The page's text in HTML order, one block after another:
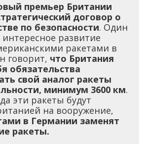
премьер Британии
договор о
по безопасности. Один
интересное развитие
ракетами в
говорит, что Британия
обязательства
свой аналог ракеты
минимум 3600 км.
эти ракеты будут
на вооружение,
в Германии заменят
ракеты.